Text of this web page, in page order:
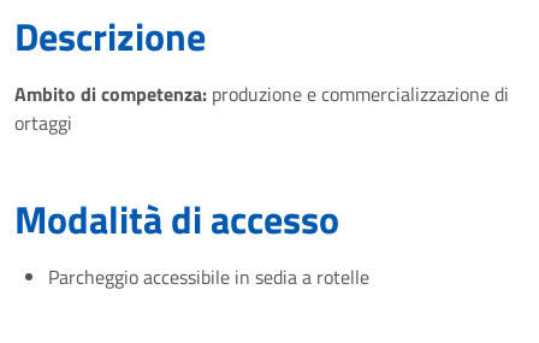
Descrizione
Ambito di competenza: produzione e commercializzazione di
ortaggi
Modalità di accesso
Parcheggio accessibile in sedia a rotelle